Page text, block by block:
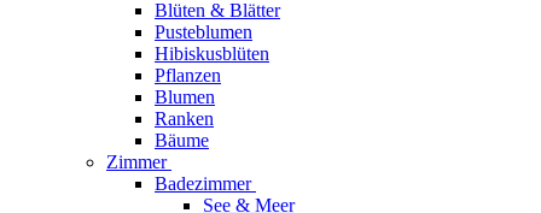
Blüten & Blätter
Pusteblumen
Hibiskusblüten
Pflanzen
Blumen
Ranken
Bäume
Zimmer
Badezimmer
See & Meer